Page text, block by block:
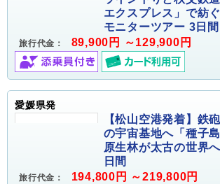
エクスプレス」で紡
モニターツアー 3日間
旅行代金： 89,900円 ～129,900円
愛媛県発
【松山空港発着】鉄
の宇宙基地へ「種子
原生林が太古の世界
日間
旅行代金： 194,800円 ～219,800円